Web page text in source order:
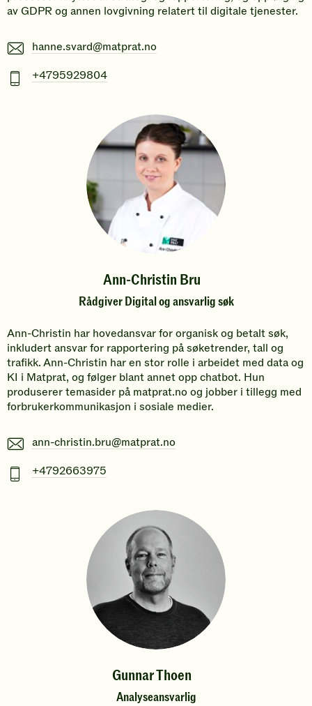
av GDPR og annen lovgivning relatert til digitale tjenester.
E-
hanne.svard@matprat.no
Mobiltelefonnummer
+4795929804
Ann-Christin Bru
Rådgiver Digital og ansvarlig søk
Ann-Christin har hovedansvar for organisk og betalt søk,
inkludert ansvar for rapportering på søketrender, tall og
trafikk. Ann-Christin har en stor rolle i arbeidet med data og
KI i Matprat, og følger blant annet opp chatbot. Hun
produserer temasider på matprat.no og jobber i tillegg med
forbrukerkommunikasjon i sosiale medier.
E-
ann-christin.bru@matprat.no
Mobiltelefonnummer
+4792663975
Gunnar Thoen
Analyseansvarlig